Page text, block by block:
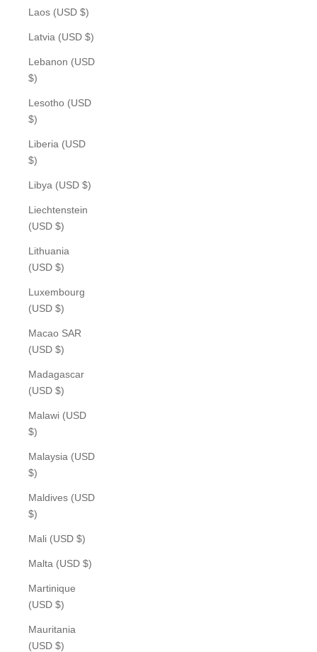
Laos (USD $)
Latvia (USD $)
Lebanon (USD
$)
Lesotho (USD
$)
Liberia (USD
$)
Libya (USD $)
Liechtenstein
(USD $)
Lithuania
(USD $)
Luxembourg
(USD $)
Macao SAR
(USD $)
Madagascar
(USD $)
Malawi (USD
$)
Malaysia (USD
$)
Maldives (USD
$)
Mali (USD $)
Malta (USD $)
Martinique
(USD $)
Mauritania
(USD $)